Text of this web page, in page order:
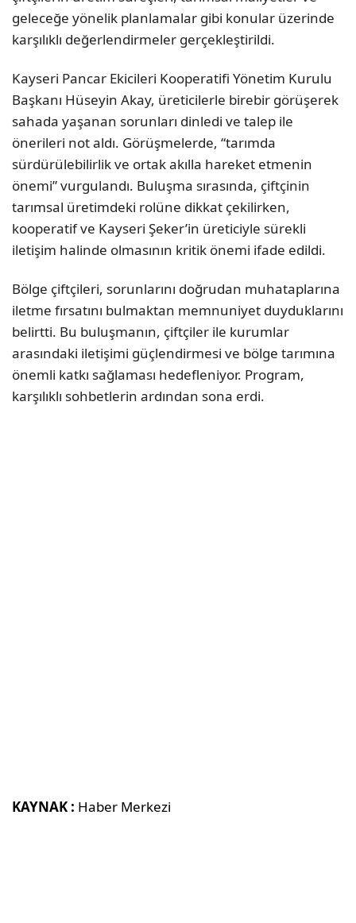
geleceğe yönelik planlamalar gibi konular üzerinde
karşılıklı değerlendirmeler gerçekleştirildi.
Kayseri Pancar Ekicileri Kooperatifi Yönetim Kurulu
Başkanı Hüseyin Akay, üreticilerle birebir görüşerek
sahada yaşanan sorunları dinledi ve talep ile
önerileri not aldı. Görüşmelerde, “tarımda
sürdürülebilirlik ve ortak akılla hareket etmenin
önemi” vurgulandı. Buluşma sırasında, çiftçinin
tarımsal üretimdeki rolüne dikkat çekilirken,
kooperatif ve Kayseri Şeker’in üreticiyle sürekli
iletişim halinde olmasının kritik önemi ifade edildi.
Bölge çiftçileri, sorunlarını doğrudan muhataplarına
iletme fırsatını bulmaktan memnuniyet duyduklarını
belirtti. Bu buluşmanın, çiftçiler ile kurumlar
arasındaki iletişimi güçlendirmesi ve bölge tarımına
önemli katkı sağlaması hedefleniyor. Program,
karşılıklı sohbetlerin ardından sona erdi.
KAYNAK : Haber Merkezi